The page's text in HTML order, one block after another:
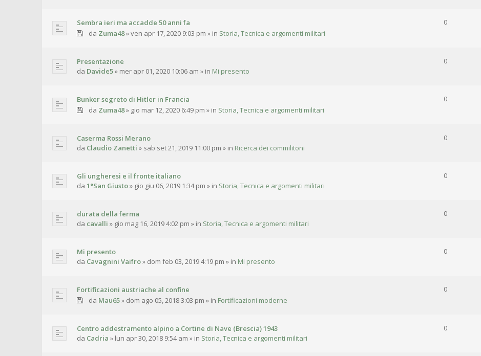
Sembra ieri ma accadde 50 anni fa
da Zuma48»ven apr 17, 2020 9:03 pm » in Storia, Tecnica e argomenti militari
0
Presentazione
da Davide5» mer apr 01, 2020 10:06 am » in Mi presento
0
Bunker segreto di Hitler in Francia
da Zuma48» gio mar 12, 2020 6:49 pm » in Storia, Tecnica e argomenti militari
0
Caserma Rossi Merano
da Claudio Zanetti » sab set 21, 2019 11:00 pm » in Ricerca dei commilitoni
0
Gli ungheresi e il fronte italiano
da 1°San Giusto» gio giu 06, 2019 1:34 pm » in Storia, Tecnica e argomenti militari
0
durata della ferma
da cavalli » gio mag 16, 2019 4:02 pm » in Storia, Tecnica e argomenti militari
0
Mi presento
da Cavagnini Vaifro» dom feb 03, 2019 4:19 pm » in Mi presento
0
Fortificazioni austriache al confine
da Mau65» dom ago 05, 2018 3:03 pm » in Fortificazioni moderne
0
Centro addestramento alpino a Cortine di Nave (Brescia) 1943
da Cadria » lun apr 30, 2018 9:54 am » in Storia, Tecnica e argomenti militari
0